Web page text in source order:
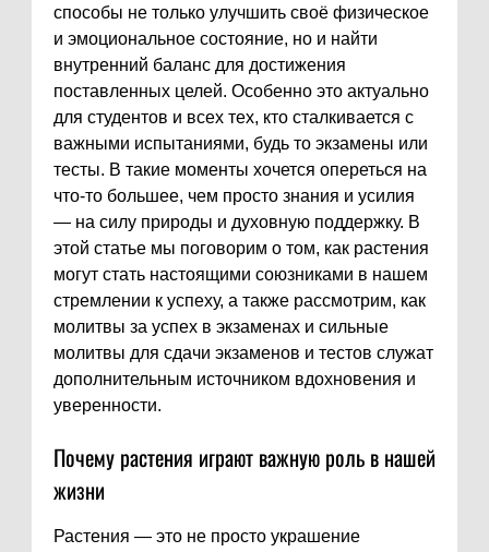
способы не только улучшить своё физическое
и эмоциональное состояние, но и найти
внутренний баланс для достижения
поставленных целей. Особенно это актуально
для студентов и всех тех, кто сталкивается с
важными испытаниями, будь то экзамены или
тесты. В такие моменты хочется опереться на
что-то большее, чем просто знания и усилия
— на силу природы и духовную поддержку. В
этой статье мы поговорим о том, как растения
могут стать настоящими союзниками в нашем
стремлении к успеху, а также рассмотрим, как
молитвы за успех в экзаменах и сильные
молитвы для сдачи экзаменов и тестов служат
дополнительным источником вдохновения и
уверенности.
Почему растения играют важную роль в нашей
жизни
Растения — это не просто украшение